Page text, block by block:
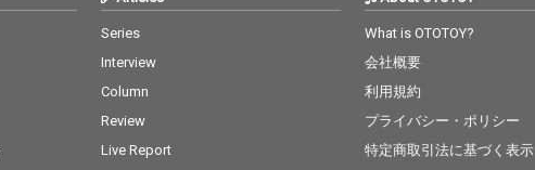
Series
Interview
Column
Review
Live Report
What is OTOTOY?
会社概要
利用規約
プライバシー・ポリシー
特定商取引法に基づく表示